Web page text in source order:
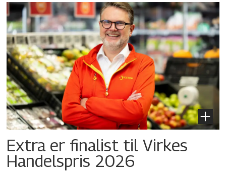
Extra er finalist til Virkes
Handelspris 2026